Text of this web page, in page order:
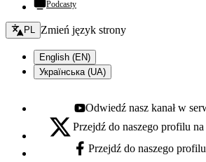
Podcasty
Zmień język - bieżący:
PL Zmień język strony
English (EN)
Українська (UA)
Youtube - otwiera się w nowej karcie
Odwiedź nasz kanał w
X - otwiera się w nowej karcie
Przejdź do naszego profilu
Facebook - otwiera się w nowej karcie
Przejdź do naszego